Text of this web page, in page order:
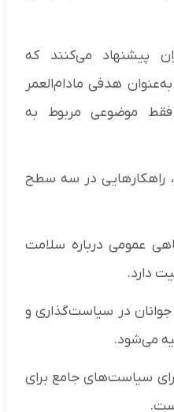
پیشنهاد می‌کنند که
هدفی مادام‌العمر
موضوعی مربوط به
راهکارهایی در سه سطح
عمومی درباره سلامت
دارد.
در سیاست‌گذاری و
می‌شود.
سیاست‌های جامع برای